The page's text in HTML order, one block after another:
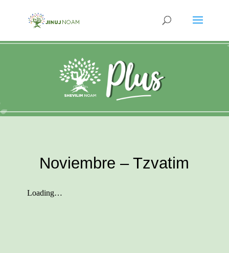
Noviembre – Tzvatim